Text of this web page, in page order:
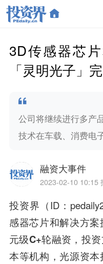
3D传感器芯
「灵明光子」
公司将继续进行多产
技术在车载、消费电
融资大事件
2023-02-10 10:15
投资界（ID：
感器芯片和解决方案
元级C+轮融资 ，投
本等机构，光源资